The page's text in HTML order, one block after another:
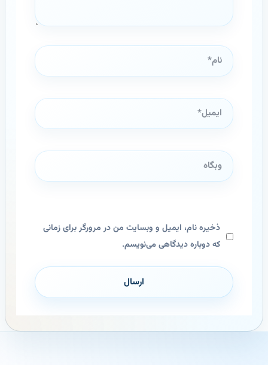
نام*
ایمیل*
وبگاه
ذخیره نام، ایمیل و وبسایت من در مرورگر برای زمانی
که دوباره دیدگاهی می‌نویسم.